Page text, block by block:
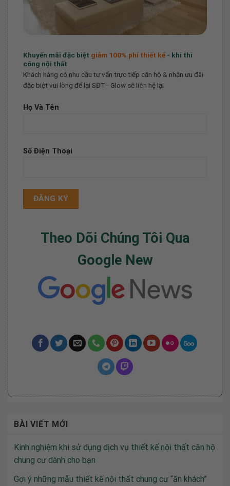
Khuyến mãi đặc biệt giảm 100% phí thiết kế- khi thi
công nội thất
Khách hàng có nhu cầu tư vấn trực tiếp căn hộ & nhận ưu đãi
đặc biệt vui lòng để lại SĐT - Glow sẽ liên hệ lại
Họ Và Tên
Số Điện Thoại
Theo Dõi Chúng Tôi Qua
Google New
BÀI VIẾT MỚI
Kinh nghiệm khi sử dụng dịch vụ thiết kế nội thất căn hộ
chung cư dành cho bạn
Gợi ý những mẫu thiết kế nội thất chung cư “ăn khách”